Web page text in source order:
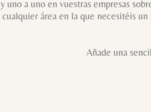
uno a uno en vuestras empresas
área en la que necesitéis
Añade una